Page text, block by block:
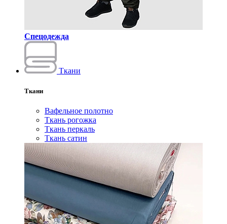
Спецодежда
Ткани
Ткани
Вафельное полотно
Ткань рогожка
Ткань перкаль
Ткань сатин